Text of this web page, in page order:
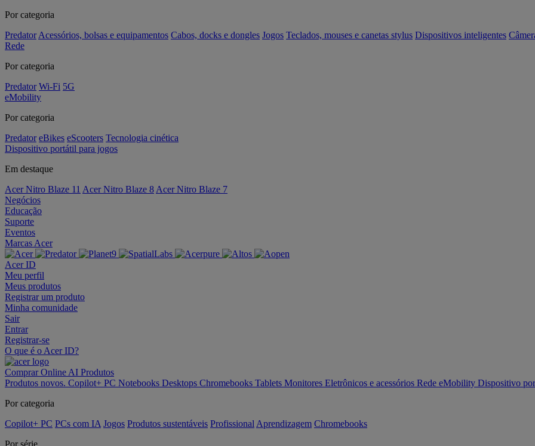
Por categoria
Predator Acessórios, bolsas e equipamentos Cabos, docks e dongles Jogos Teclados, mouses e canetas stylus Dispositivos inteligentes
Rede
Por categoria
Predator Wi-Fi 5G
eMobility
Por categoria
Predator eBikes eScooters Tecnologia cinética
Dispositivo portátil para jogos
Em destaque
Acer Nitro Blaze 11 Acer Nitro Blaze 8 Acer Nitro Blaze 7
Negócios
Educação
Suporte
Eventos
Marcas Acer
Acer ID
Meu perfil
Meus produtos
Registrar um produto
Minha comunidade
Sair
Entrar
Registrar-se
O que é o Acer ID?
Comprar Online AI Produtos
Produtos novos. Copilot+ PC Notebooks Desktops Chromebooks Tablets Monitores Eletrônicos e acessórios Rede eMobility Dispositivo
Por categoria
Copilot+ PC PCs com IA Jogos Produtos sustentáveis Profissional Aprendizagem Chromebooks
Por série